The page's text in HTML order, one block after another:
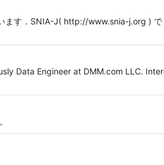
ます．SNIA-J( http://www.snia-j.org ) で
Data Engineer at DMM.com LLC.